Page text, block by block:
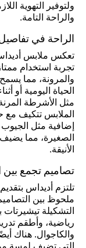
ولتوفير التهوية
والراحة التامة.
الراحة في
تعكس ملابس أديداس
تجربة استخدام
والمرونة، مما
الحياة اليومية أو
مثل الأشرطة
الملابس تتكيف مع
إضافية مثل الجيوب
الصغيرة، مما
الأنيقة.
تصاميم تجمع بين
تلتزم أديداس
ملحوظ بين
التشكيلة
رياضية، وأطقم
والكاجوال. هناك